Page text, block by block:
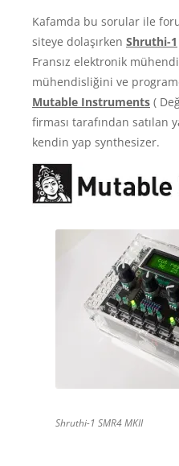
Kafamda bu sorular ile
siteye dolaşırken Shruthi-1
Fransız elektronik
mühendisliğini ve
Mutable Instruments (
firması tarafından satılan
kendin yap synthesizer.
Shruthi-1 SMR4 MKII